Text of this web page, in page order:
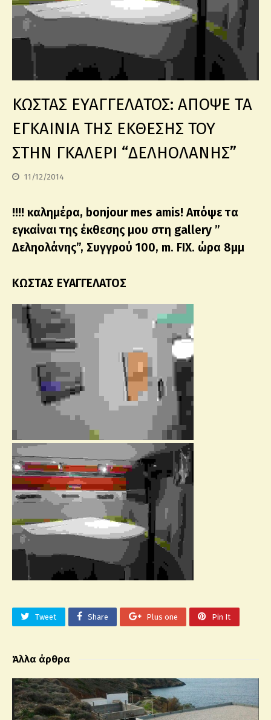
ΚΩΣΤΑΣ ΕΥΑΓΓΕΛΑΤΟΣ: ΑΠΟΨΕ ΤΑ
ΕΓΚΑΙΝΙΑ ΤΗΣ ΕΚΘΕΣΗΣ ΤΟΥ
ΣΤΗΝ ΓΚΑΛΕΡΙ “ΔΕΛΗΟΛΑΝΗΣ”
11/12/2014
!!!! καλημέρα, bonjour mes amis! Απόψε τα
εγκαίναι της έκθεσης μου στη gallery ”
Δεληολάνης”, Συγγρού 100, m. FIX. ώρα 8μμ
ΚΩΣΤΑΣ ΕΥΑΓΓΕΛΑΤΟΣ
Tweet Share Plus one Pin It
Άλλα άρθρα